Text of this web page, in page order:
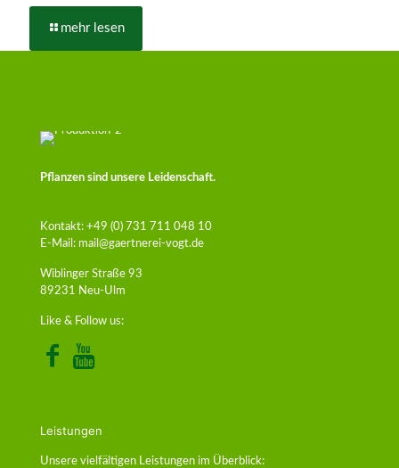
mehr lesen
Pflanzen sind unsere Leidenschaft.
Kontakt: +49 (0) 731 711 048 10
E-Mail: mail@gaertnerei-vogt.de
Wiblinger Straße 93
89231 Neu-Ulm
Like & Follow us:
Leistungen
Unsere vielfältigen Leistungen im Überblick: